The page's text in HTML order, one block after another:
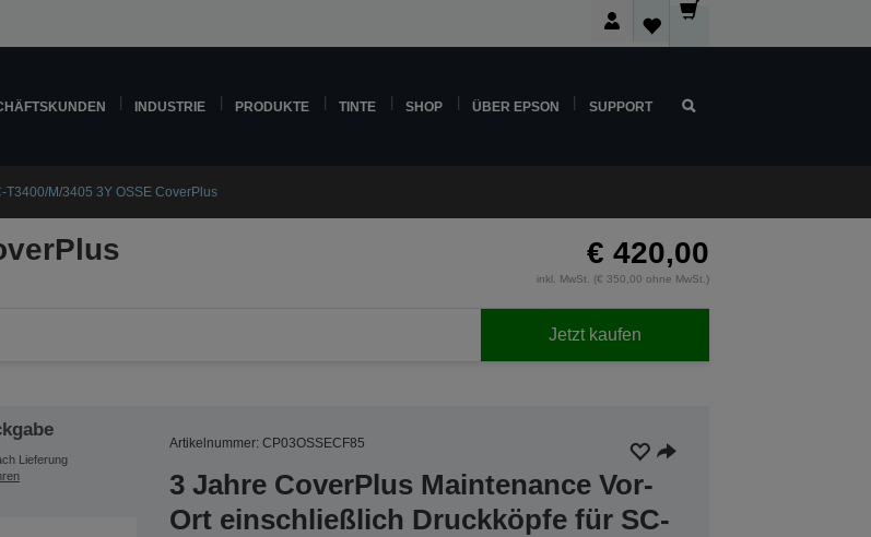
INDUSTRIE PRODUKTE TINTE SHOP ÜBER EPSON SUPPORT
T3400/M/3405 3Y OSSE CoverPlus
€ 420,00
inkl. MwSt. (€ 350,00 ohne MwSt.)
Jetzt kaufen
Lieferung
Artikelnummer: CP03OSSECF85
3 Jahre CoverPlus Maintenance Vor-
Ort einschließlich Druckköpfe für SC-